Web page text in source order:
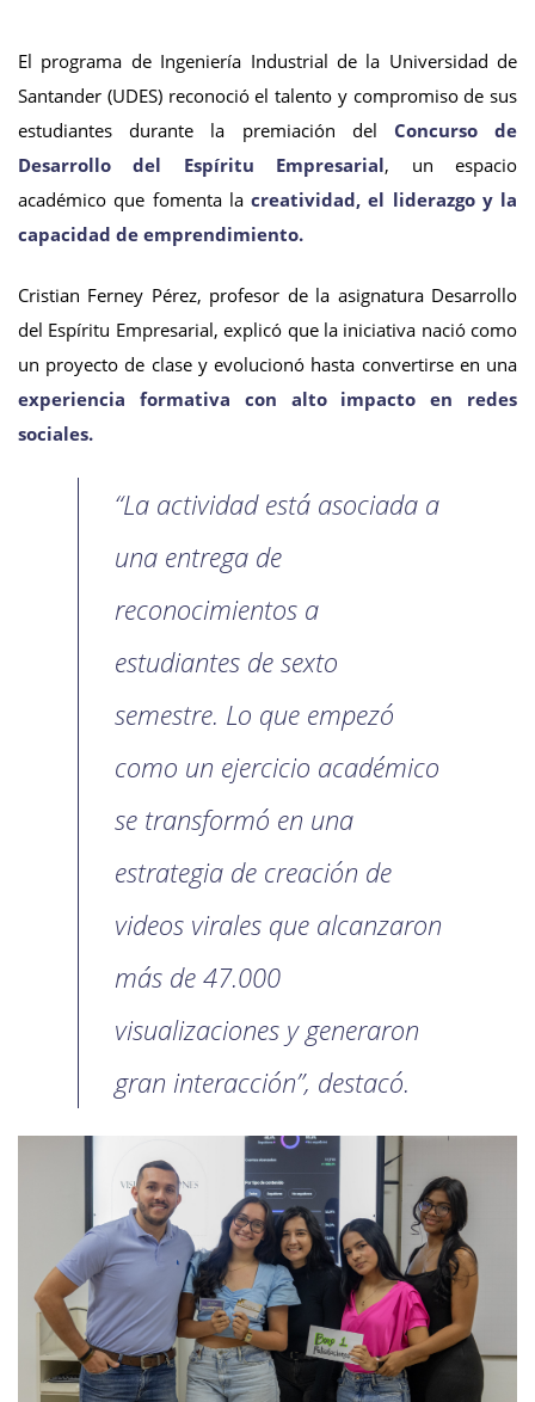
El programa de Ingeniería Industrial de la Universidad de
Santander (UDES) reconoció el talento y compromiso de sus
estudiantes durante la premiación del Concurso de
Desarrollo del Espíritu Empresarial, un espacio
académico que fomenta la creatividad, el liderazgo y la
capacidad de emprendimiento.
Cristian Ferney Pérez, profesor de la asignatura Desarrollo
del Espíritu Empresarial, explicó que la iniciativa nació como
un proyecto de clase y evolucionó hasta convertirse en una
experiencia formativa con alto impacto en redes
sociales.
“La actividad está asociada a
una entrega de
reconocimientos a
estudiantes de sexto
semestre. Lo que empezó
como un ejercicio académico
se transformó en una
estrategia de creación de
videos virales que alcanzaron
más de 47.000
visualizaciones y generaron
gran interacción”, destacó.